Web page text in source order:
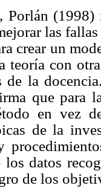
Porlán
las
crear un
teoría con
de la
que para
en vez
de la
datos
de los